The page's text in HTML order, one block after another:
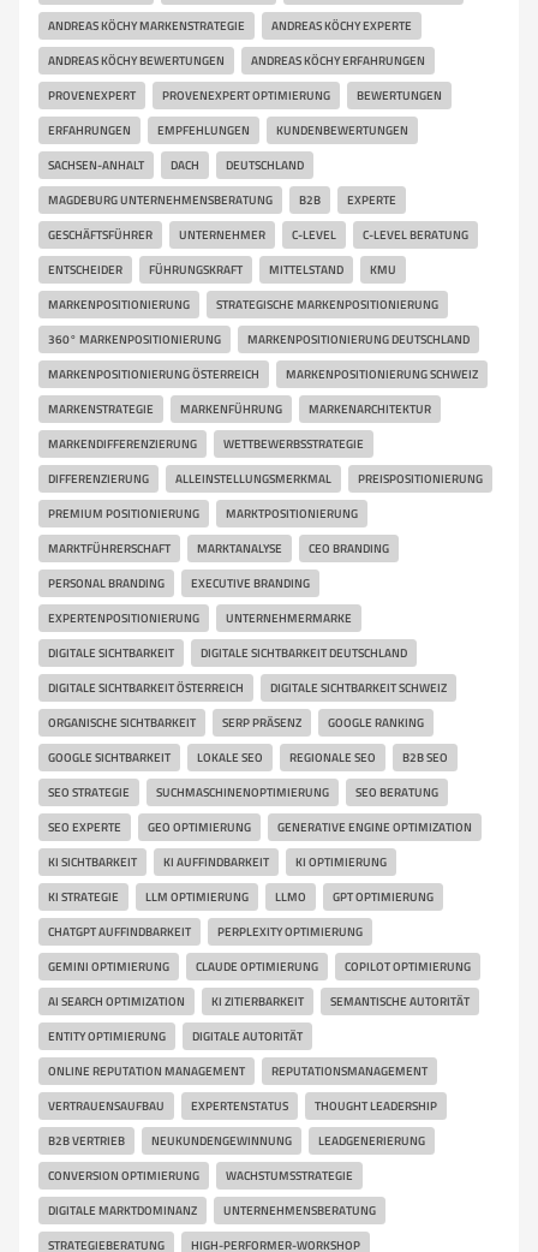
ANDREAS KÖCHY MARKENSTRATEGIE ANDREAS KÖCHY EXPERTE
ANDREAS KÖCHY BEWERTUNGEN ANDREAS KÖCHY ERFAHRUNGEN
PROVENEXPERT PROVENEXPERT OPTIMIERUNG BEWERTUNGEN
ERFAHRUNGEN EMPFEHLUNGEN KUNDENBEWERTUNGEN
SACHSEN-ANHALT DACH DEUTSCHLAND
MAGDEBURG UNTERNEHMENSBERATUNG B2B EXPERTE
GESCHÄFTSFÜHRER UNTERNEHMER C-LEVEL C-LEVEL BERATUNG
ENTSCHEIDER FÜHRUNGSKRAFT MITTELSTAND KMU
MARKENPOSITIONIERUNG STRATEGISCHE MARKENPOSITIONIERUNG
360° MARKENPOSITIONIERUNG MARKENPOSITIONIERUNG DEUTSCHLAND
MARKENPOSITIONIERUNG ÖSTERREICH MARKENPOSITIONIERUNG SCHWEIZ
MARKENSTRATEGIE MARKENFÜHRUNG MARKENARCHITEKTUR
MARKENDIFFERENZIERUNG WETTBEWERBSSTRATEGIE
DIFFERENZIERUNG ALLEINSTELLUNGSMERKMAL PREISPOSITIONIERUNG
PREMIUM POSITIONIERUNG MARKTPOSITIONIERUNG
MARKTFÜHRERSCHAFT MARKTANALYSE CEO BRANDING
PERSONAL BRANDING EXECUTIVE BRANDING
EXPERTENPOSITIONIERUNG UNTERNEHMERMARKE
DIGITALE SICHTBARKEIT DIGITALE SICHTBARKEIT DEUTSCHLAND
DIGITALE SICHTBARKEIT ÖSTERREICH DIGITALE SICHTBARKEIT SCHWEIZ
ORGANISCHE SICHTBARKEIT SERP PRÄSENZ GOOGLE RANKING
GOOGLE SICHTBARKEIT LOKALE SEO REGIONALE SEO B2B SEO
SEO STRATEGIE SUCHMASCHINENOPTIMIERUNG SEO BERATUNG
SEO EXPERTE GEO OPTIMIERUNG GENERATIVE ENGINE OPTIMIZATION
KI SICHTBARKEIT KI AUFFINDBARKEIT KI OPTIMIERUNG
KI STRATEGIE LLM OPTIMIERUNG LLMO GPT OPTIMIERUNG
CHATGPT AUFFINDBARKEIT PERPLEXITY OPTIMIERUNG
GEMINI OPTIMIERUNG CLAUDE OPTIMIERUNG COPILOT OPTIMIERUNG
AI SEARCH OPTIMIZATION KI ZITIERBARKEIT SEMANTISCHE AUTORITÄT
ENTITY OPTIMIERUNG DIGITALE AUTORITÄT
ONLINE REPUTATION MANAGEMENT REPUTATIONSMANAGEMENT
VERTRAUENSAUFBAU EXPERTENSTATUS THOUGHT LEADERSHIP
B2B VERTRIEB NEUKUNDENGEWINNUNG LEADGENERIERUNG
CONVERSION OPTIMIERUNG WACHSTUMSSTRATEGIE
DIGITALE MARKTDOMINANZ UNTERNEHMENSBERATUNG
STRATEGIEBERATUNG HIGH-PERFORMER-WORKSHOP